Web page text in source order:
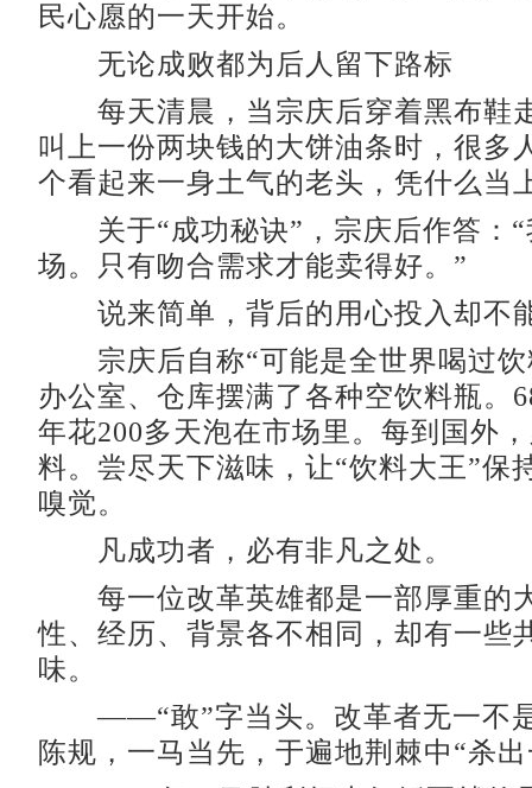
民心愿的一天开始。
无论成败都为后人留下路标
每天清晨，当宗庆后穿着黑布鞋
叫上一份两块钱的大饼油条时，很多
个看起来一身土气的老头，凭什么当
关于“成功秘诀”，宗庆后作答：“
场。只有吻合需求才能卖得好。”
说来简单，背后的用心投入却不
宗庆后自称“可能是全世界喝过饮
办公室、仓库摆满了各种空饮料瓶。
年花200多天泡在市场里。每到国外
料。尝尽天下滋味，让“饮料大王”保
嗅觉。
凡成功者，必有非凡之处。
每一位改革英雄都是一部厚重的
性、经历、背景各不相同，却有一些
味。
——“敢”字当头。改革者无一不是
陈规，一马当先，于遍地荆棘中“杀